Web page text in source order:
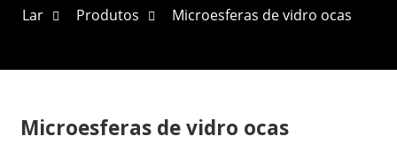
Lar Produtos Microesferas de vidro ocas
Microesferas de vidro ocas